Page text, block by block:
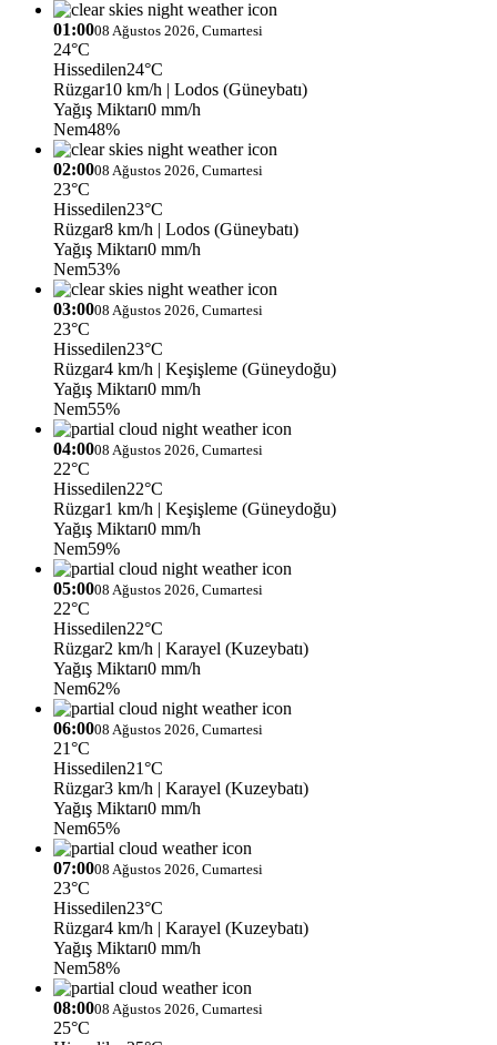
01:0008 Ağustos 2026, Cumartesi
24°C
Hissedilen24°C
Rüzgar10 km/h | Lodos (Güneybatı)
Yağış Miktarı0 mm/h
Nem48%
02:0008 Ağustos 2026, Cumartesi
23°C
Hissedilen23°C
Rüzgar8 km/h | Lodos (Güneybatı)
Yağış Miktarı0 mm/h
Nem53%
03:0008 Ağustos 2026, Cumartesi
23°C
Hissedilen23°C
Rüzgar4 km/h | Keşişleme (Güneydoğu)
Yağış Miktarı0 mm/h
Nem55%
04:0008 Ağustos 2026, Cumartesi
22°C
Hissedilen22°C
Rüzgar1 km/h | Keşişleme (Güneydoğu)
Yağış Miktarı0 mm/h
Nem59%
05:0008 Ağustos 2026, Cumartesi
22°C
Hissedilen22°C
Rüzgar2 km/h | Karayel (Kuzeybatı)
Yağış Miktarı0 mm/h
Nem62%
06:0008 Ağustos 2026, Cumartesi
21°C
Hissedilen21°C
Rüzgar3 km/h | Karayel (Kuzeybatı)
Yağış Miktarı0 mm/h
Nem65%
07:0008 Ağustos 2026, Cumartesi
23°C
Hissedilen23°C
Rüzgar4 km/h | Karayel (Kuzeybatı)
Yağış Miktarı0 mm/h
Nem58%
08:0008 Ağustos 2026, Cumartesi
25°C